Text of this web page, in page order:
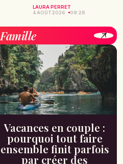
LAURA PERRET
4 AOÛT 2026
09:28
Famille
Vacances en couple :
pourquoi tout faire
ensemble finit parfois
par créer des